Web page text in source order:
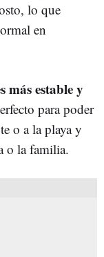
lo que
en
más estable y
para poder
o a la playa y
o la familia.